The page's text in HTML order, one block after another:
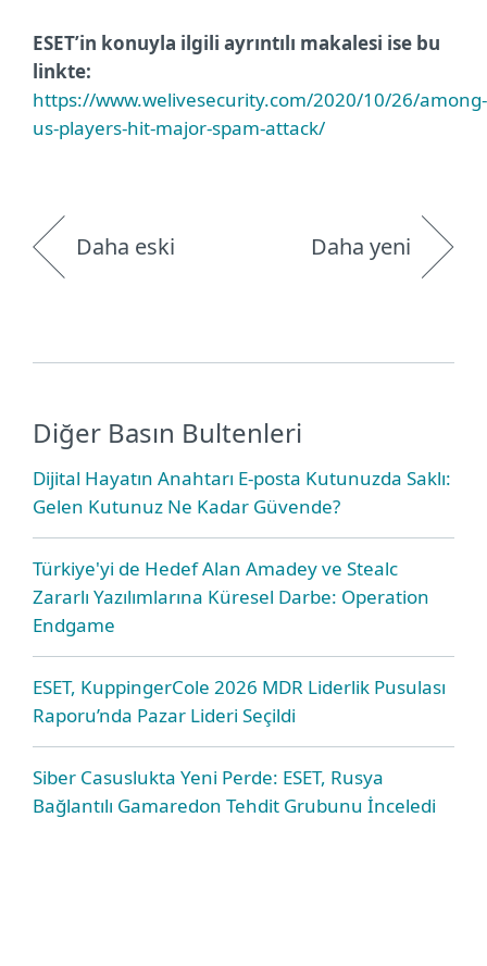
ESET’in konuyla ilgili ayrıntılı makalesi ise bu
linkte:
https://www.welivesecurity.com/2020/10/26/among-
us-players-hit-major-spam-attack/
Daha eski Daha yeni
Diğer Basın Bultenleri
Dijital Hayatın Anahtarı E-posta Kutunuzda Saklı:
Gelen Kutunuz Ne Kadar Güvende?
Türkiye'yi de Hedef Alan Amadey ve Stealc
Zararlı Yazılımlarına Küresel Darbe: Operation
Endgame
ESET, KuppingerCole 2026 MDR Liderlik Pusulası
Raporu’nda Pazar Lideri Seçildi
Siber Casuslukta Yeni Perde: ESET, Rusya
Bağlantılı Gamaredon Tehdit Grubunu İnceledi